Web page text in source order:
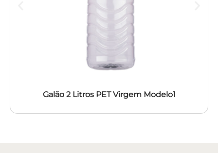
Galão 2 Litros PET Virgem Modelo1